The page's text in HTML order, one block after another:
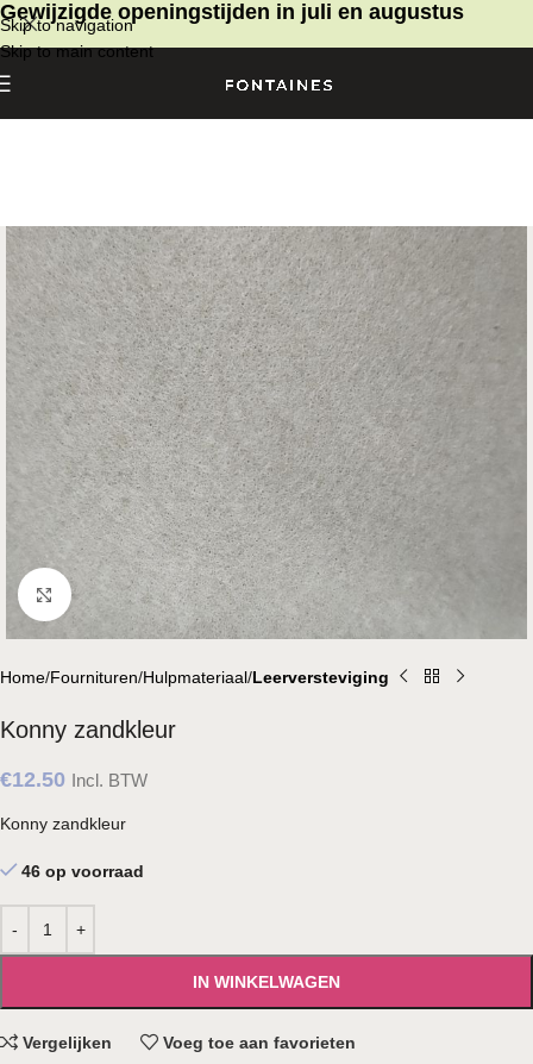
Skip to navigation
Skip to main content
Gewijzigde openingstijden in juli en augustus
Klik om te vergroten
Home Fournituren Hulpmateriaal Leerversteviging
Konny zandkleur
€12.50 Incl. BTW
Konny zandkleur
46 op voorraad
IN WINKELWAGEN
Vergelijken Voeg toe aan favorieten